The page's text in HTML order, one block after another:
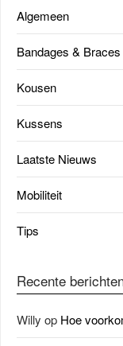
Algemeen
Bandages & Braces
Kousen
Kussens
Laatste Nieuws
Mobiliteit
Tips
Recente
Willy op Hoe